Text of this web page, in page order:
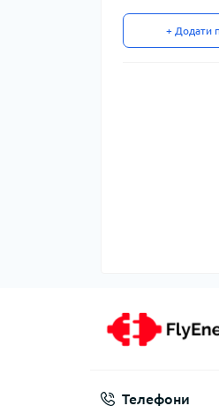
+ Додати
Телефони